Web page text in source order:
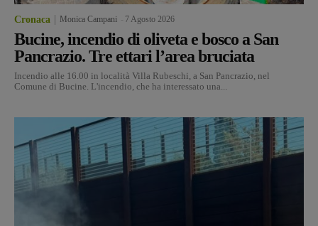
Cronaca Monica Campani 7 Agosto 2026
Bucine, incendio di oliveta e bosco a San
Pancrazio. Tre ettari l’area bruciata
Incendio alle 16.00 in località Villa Rubeschi, a San Pancrazio, nel
Comune di Bucine. L'incendio, che ha interessato una...